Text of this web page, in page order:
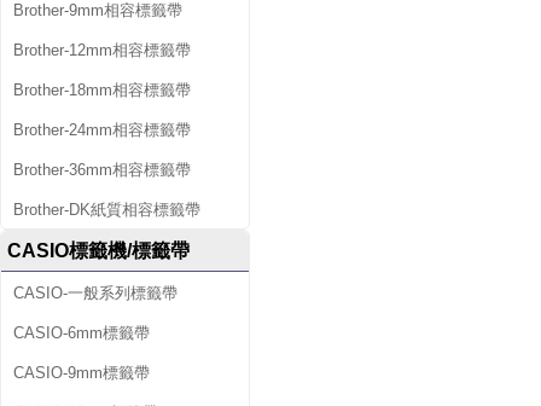
Brother-9mm相容標籤帶
Brother-12mm相容標籤帶
Brother-18mm相容標籤帶
Brother-24mm相容標籤帶
Brother-36mm相容標籤帶
Brother-DK紙質相容標籤帶
CASIO標籤機/標籤帶
CASIO-一般系列標籤帶
CASIO-6mm標籤帶
CASIO-9mm標籤帶